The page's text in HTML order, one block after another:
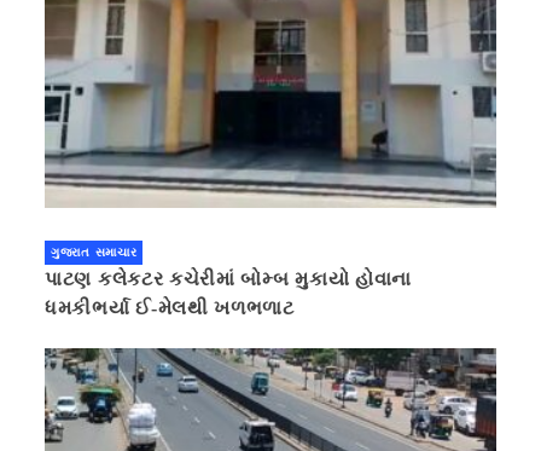
ગુજરાત સમાચાર
પાટણ કલેકટર કચેરીમાં બોમ્બ મુકાયો હોવાના
ધમકીભર્યા ઈ-મેલથી ખળભળાટ